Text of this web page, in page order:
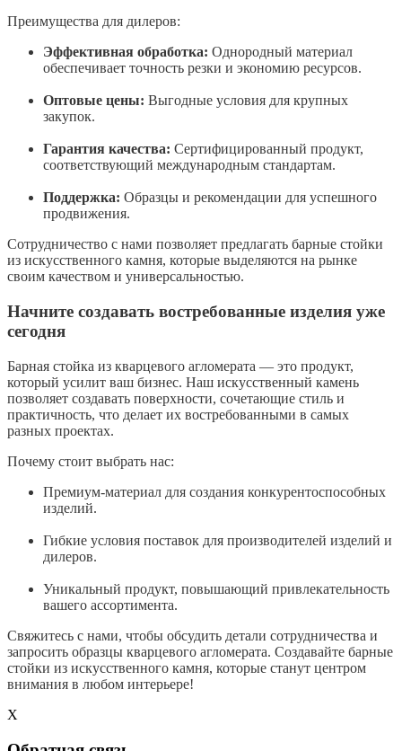
Преимущества для дилеров:
Эффективная обработка: Однородный материал
обеспечивает точность резки и экономию ресурсов.
Оптовые цены: Выгодные условия для крупных
закупок.
Гарантия качества: Сертифицированный продукт,
соответствующий международным стандартам.
Поддержка: Образцы и рекомендации для успешного
продвижения.
Сотрудничество с нами позволяет предлагать барные стойки
из искусственного камня, которые выделяются на рынке
своим качеством и универсальностью.
Начните создавать востребованные изделия уже
сегодня
Барная стойка из кварцевого агломерата — это продукт,
который усилит ваш бизнес. Наш искусственный камень
позволяет создавать поверхности, сочетающие стиль и
практичность, что делает их востребованными в самых
разных проектах.
Почему стоит выбрать нас:
Премиум-материал для создания конкурентоспособных
изделий.
Гибкие условия поставок для производителей изделий и
дилеров.
Уникальный продукт, повышающий привлекательность
вашего ассортимента.
Свяжитесь с нами, чтобы обсудить детали сотрудничества и
запросить образцы кварцевого агломерата. Создавайте барные
стойки из искусственного камня, которые станут центром
внимания в любом интерьере!
X